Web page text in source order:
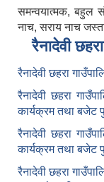
समन्वयात्मक, बहुल
नाच, सराय नाच
रैनादेवी
रैनादेवी छहरा
रैनादेवी छहरा
कार्यक्रम तथा बजेट
रैनादेवी छहरा
कार्यक्रम तथा बजेट
रैनादेवी छहरा